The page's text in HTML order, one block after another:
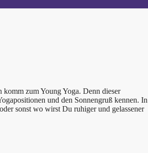
zum Young Yoga. Denn dieser
und den Sonnengruß kennen. In
sonst wo wirst Du ruhiger und gelassener